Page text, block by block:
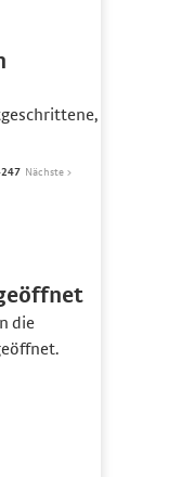
die
Nächste >